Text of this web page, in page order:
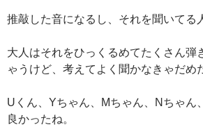
推敲した音になるし、それを聞いてる
大人はそれをひっくるめてたくさん弾
ゃうけど、考えてよく聞かなきゃだめ
Uくん、Yちゃん、Mちゃん、Nちゃん
良かったね。